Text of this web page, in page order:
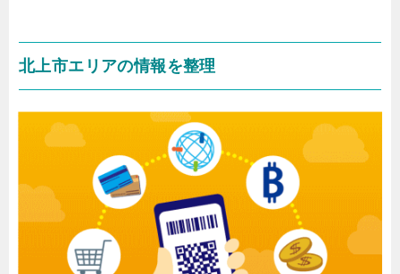
北上市エリアの情報を整理